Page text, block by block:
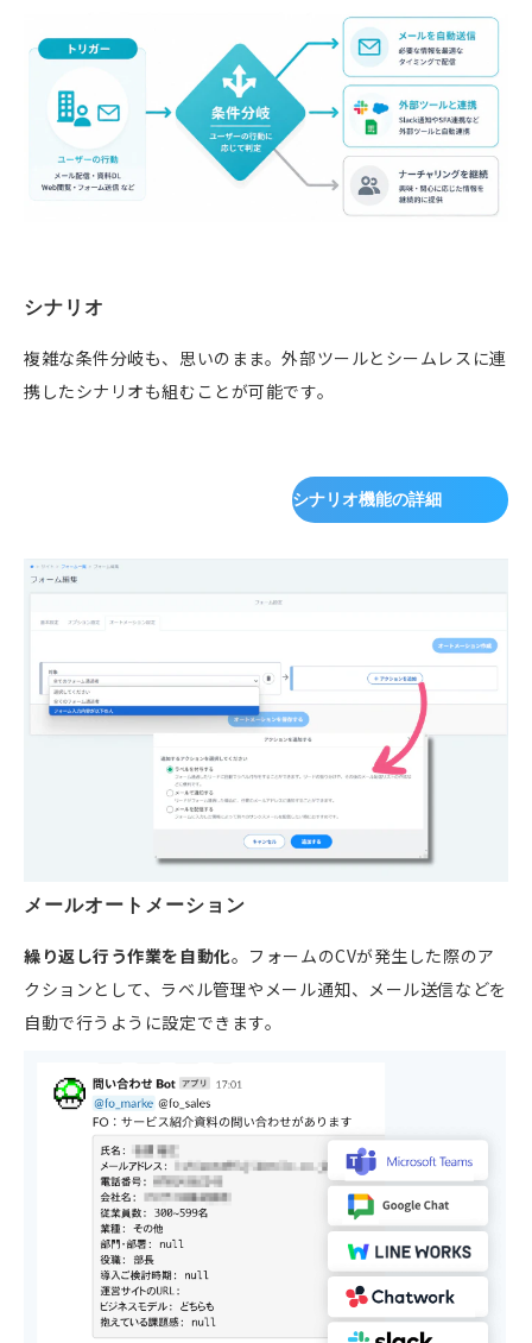
シナリオ
複雑な条件分岐も、思いのまま。外部ツールとシームレスに連
携したシナリオも組むことが可能です。
シナリオ機能の詳細
メールオートメーション
繰り返し行う作業を自動化。フォームのCVが発生した際のア
クションとして、ラベル管理やメール通知、メール送信などを
自動で行うように設定できます。